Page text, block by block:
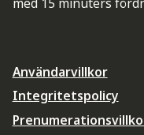
Användarvillkor
Integritetspolicy